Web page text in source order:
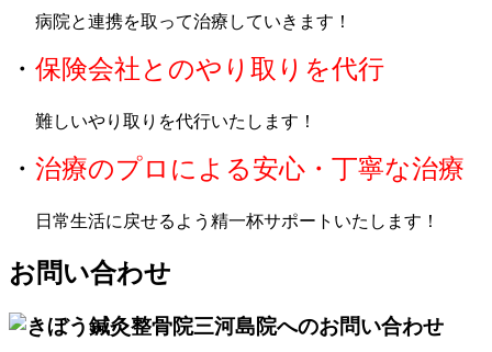
病院と連携を取って治療していきます！
・ 保険会社とのやり取りを代行
難しいやり取りを代行いたします！
・ 治療のプロによる安心・丁寧な治療
日常生活に戻せるよう精一杯サポートいたします！
お問い合わせ